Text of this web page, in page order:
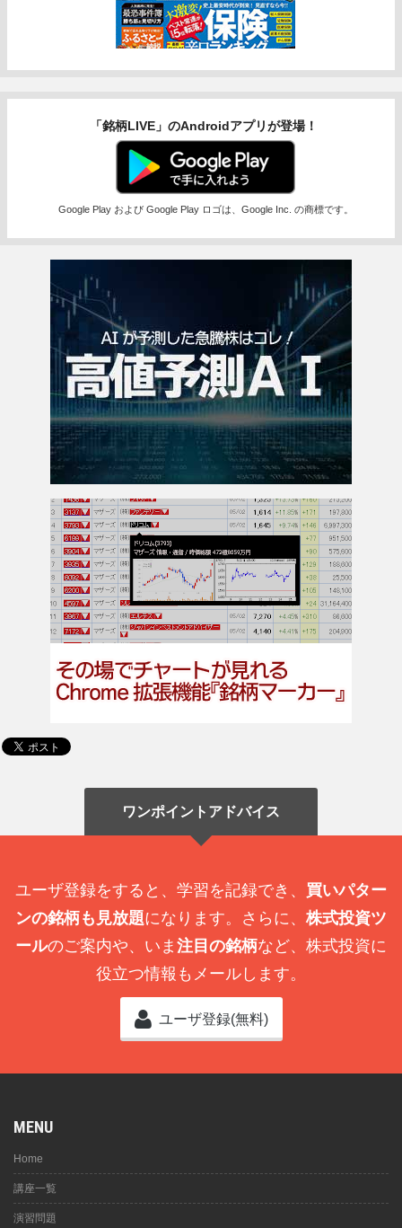
「銘柄LIVE」のAndroidアプリが登場！
Google Play および Google Play ロゴは、Google Inc. の商標です。
ワンポイントアドバイス
ユーザ登録をすると、学習を記録でき、 買いパター
ンの銘柄も見放題になります。さらに、 株式投資ツ
ールのご案内や、いま 注目の銘柄など、株式投資に
役立つ情報もメールします。
ユーザ登録(無料)
MENU
Home
講座一覧
演習問題